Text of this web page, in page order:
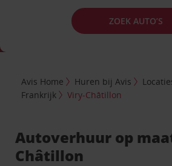
ZOEK AUTO’S
Avis Home Huren bij Avis
Frankrijk
Viry-Châtillon
Autoverhuur op
Châtillon